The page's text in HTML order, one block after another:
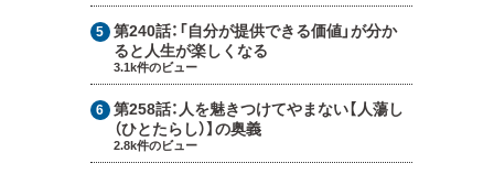
第240話： 「自分が提供できる価値」が分か
ると人生が楽しくなる
3.1k件のビュー
第258話： 人を魅きつけてやまない【人蕩し
（ひとたらし）】の奥義
2.8k件のビュー